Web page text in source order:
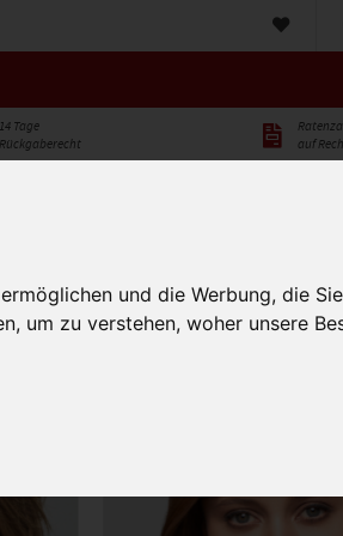
und die Werbung, die
um zu verstehen, woher unsere
Prime Power
Cosmopolitan Hair Collection
Perückenköpfe und -ständer
14 Tage
Rückgaberecht
auf
Echthaar Synthetik Mix